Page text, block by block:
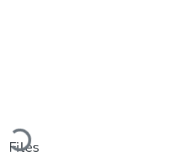
Files